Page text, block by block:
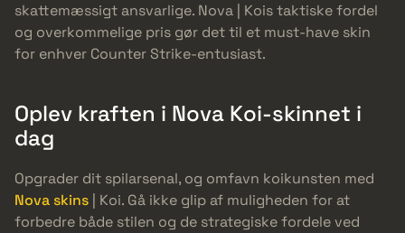
skattemæssigt ansvarlige. Nova | Kois taktiske fordel
og overkommelige pris gør det til et must-have skin
for enhver Counter Strike-entusiast.
Oplev kraften i Nova Koi-skinnet i
dag
Opgrader dit spilarsenal, og omfavn koikunsten med
Nova skins | Koi. Gå ikke glip af muligheden for at
forbedre både stilen og de strategiske fordele ved